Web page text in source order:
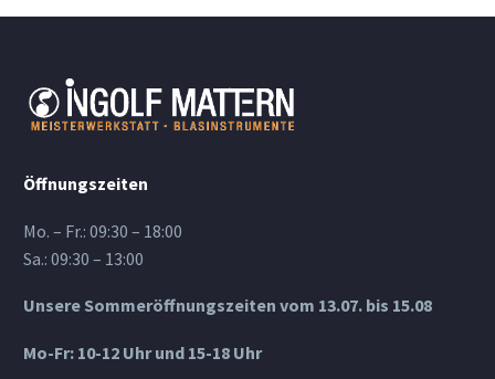
Öffnungszeiten
Mo. – Fr.: 09:30 – 18:00
Sa.: 09:30 – 13:00
Unsere Sommeröffnungszeiten vom 13.07. bis 15.08
Mo-Fr: 10-12 Uhr und 15-18 Uhr